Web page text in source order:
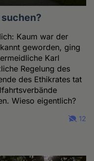
Kaum war der
geworden, ging
Karl
Regelung des
des Ethikrates tat
Wieso eigentlich?
12